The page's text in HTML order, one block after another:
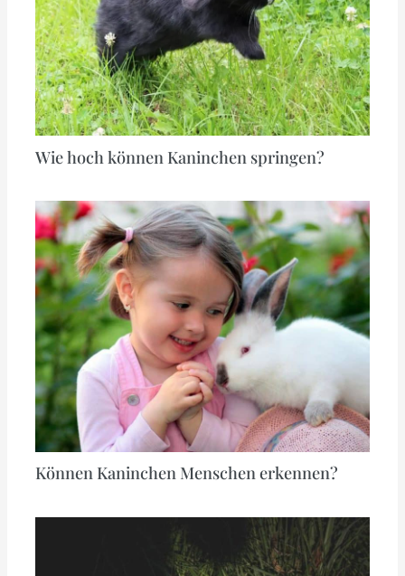
Wie hoch können Kaninchen springen?
Können Kaninchen Menschen erkennen?